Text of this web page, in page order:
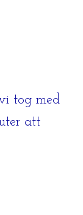
tog med
att